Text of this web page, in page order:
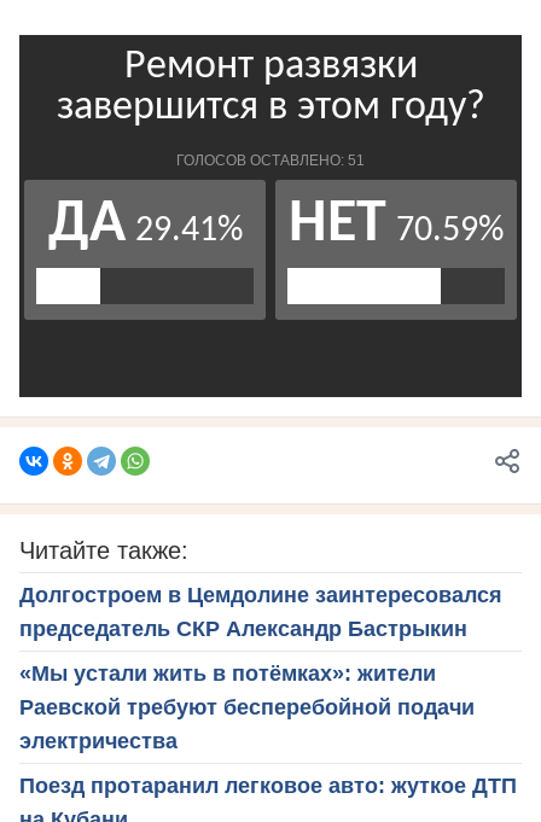
Читайте также:
Долгостроем в Цемдолине заинтересовался
председатель СКР Александр Бастрыкин
«Мы устали жить в потёмках»: жители
Раевской требуют бесперебойной подачи
электричества
Поезд протаранил легковое авто: жуткое ДТП